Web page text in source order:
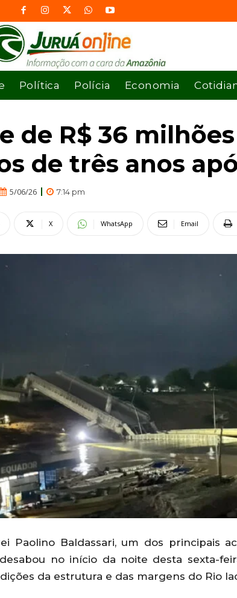
Política Polícia Economia
de R$ 36
de três anos
5/06/26 7:14 pm
X WhatsApp Email
Paolino Baldassari, um dos principais
no início da noite desta sexta-
da estrutura e das margens do Rio